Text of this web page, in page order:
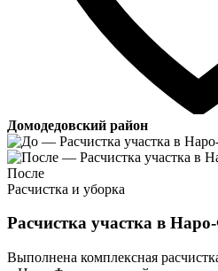
Домодедовский район
После
Расчистка и уборка
Расчистка участка в
Выполнена комплексная